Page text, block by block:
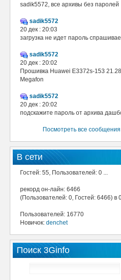
sadik5572, все архивы без паролей
sadik5572
20 дек : 20:03
загрузка не идет пароль
sadik5572
20 дек : 20:02
Прошивка Huawei E3372s-153
Megafon
sadik5572
20 дек : 20:02
подскажите пароль от архива
Посмотреть все сообщения
В сети
Гостей: 55, Пользователей: 0 ...
рекорд он-лайн: 6466
(Пользователей: 0, Гостей: 6466) в
Пользователей: 16770
Новичок: denchet
Поиск 3Ginfo